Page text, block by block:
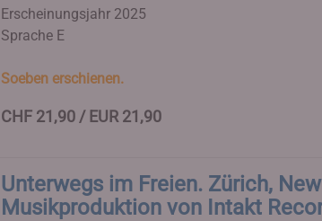
Erscheinungsjahr 2025
Sprache E
Soeben erschienen.
CHF 21,90 / EUR 21,90
Unterwegs im Freien. Zürich,
Musikproduktion von Intakt